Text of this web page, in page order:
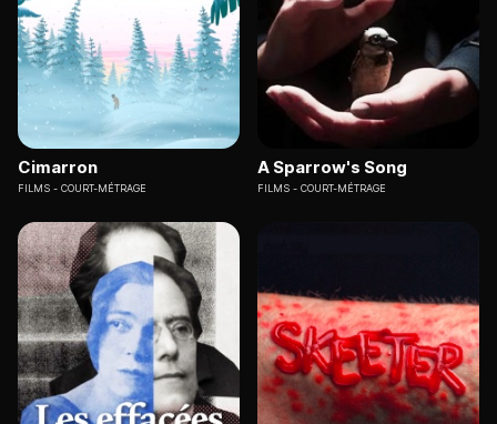
Cimarron
FILMS COURT-MÉTRAGE
A Sparrow's Song
FILMS COURT-MÉTRAGE